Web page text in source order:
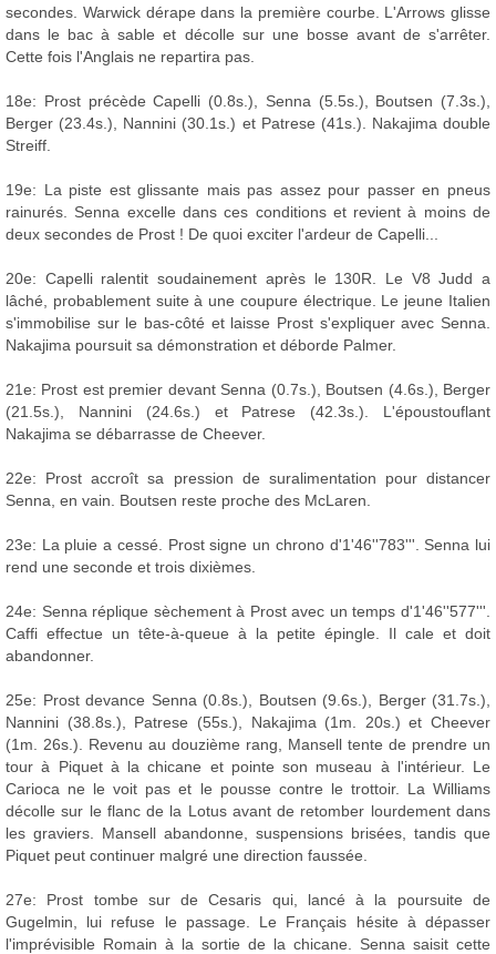
secondes. Warwick dérape dans la première courbe. L'Arrows glisse
dans le bac à sable et décolle sur une bosse avant de s'arrêter.
Cette fois l'Anglais ne repartira pas.
18e: Prost précède Capelli (0.8s.), Senna (5.5s.), Boutsen (7.3s.),
Berger (23.4s.), Nannini (30.1s.) et Patrese (41s.). Nakajima double
Streiff.
19e: La piste est glissante mais pas assez pour passer en pneus
rainurés. Senna excelle dans ces conditions et revient à moins de
deux secondes de Prost ! De quoi exciter l'ardeur de Capelli...
20e: Capelli ralentit soudainement après le 130R. Le V8 Judd a
lâché, probablement suite à une coupure électrique. Le jeune Italien
s'immobilise sur le bas-côté et laisse Prost s'expliquer avec Senna.
Nakajima poursuit sa démonstration et déborde Palmer.
21e: Prost est premier devant Senna (0.7s.), Boutsen (4.6s.), Berger
(21.5s.), Nannini (24.6s.) et Patrese (42.3s.). L'époustouflant
Nakajima se débarrasse de Cheever.
22e: Prost accroît sa pression de suralimentation pour distancer
Senna, en vain. Boutsen reste proche des McLaren.
23e: La pluie a cessé. Prost signe un chrono d'1'46''783'''. Senna lui
rend une seconde et trois dixièmes.
24e: Senna réplique sèchement à Prost avec un temps d'1'46''577'''.
Caffi effectue un tête-à-queue à la petite épingle. Il cale et doit
abandonner.
25e: Prost devance Senna (0.8s.), Boutsen (9.6s.), Berger (31.7s.),
Nannini (38.8s.), Patrese (55s.), Nakajima (1m. 20s.) et Cheever
(1m. 26s.). Revenu au douzième rang, Mansell tente de prendre un
tour à Piquet à la chicane et pointe son museau à l'intérieur. Le
Carioca ne le voit pas et le pousse contre le trottoir. La Williams
décolle sur le flanc de la Lotus avant de retomber lourdement dans
les graviers. Mansell abandonne, suspensions brisées, tandis que
Piquet peut continuer malgré une direction faussée.
27e: Prost tombe sur de Cesaris qui, lancé à la poursuite de
Gugelmin, lui refuse le passage. Le Français hésite à dépasser
l'imprévisible Romain à la sortie de la chicane. Senna saisit cette